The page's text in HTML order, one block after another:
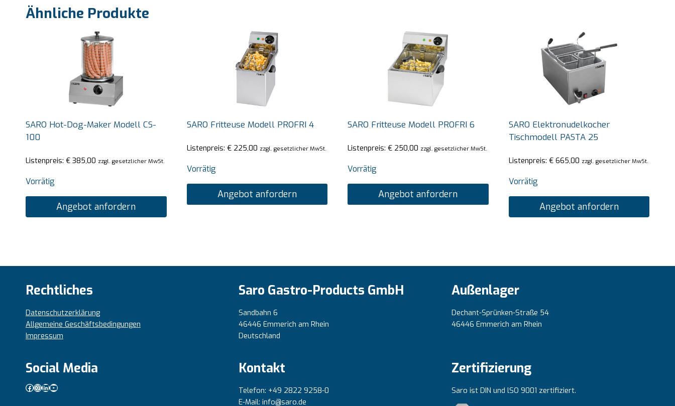
Ähnliche Produkte
SARO Hot-Dog-Maker Modell CS-
100
Listenpreis: € 385,00 zzgl. gesetzlicher MwSt.
Vorrätig
Angebot anfordern
SARO Fritteuse Modell PROFRI 4
Listenpreis: €225,00 zzgl. gesetzlicher MwSt.
Vorrätig
Angebot anfordern
SARO Fritteuse Modell PROFRI 6
Listenpreis: € 250,00 zzgl. gesetzlicher MwSt.
Vorrätig
Angebot anfordern
SARO Elektronudelkocher
Tischmodell PASTA 25
Listenpreis: €665,00 zzgl. gesetzlicher MwSt.
Vorrätig
Angebot anfordern
Rechtliches
Datenschutzerklärung
Allgemeine Geschäftsbedingungen
Impressum
Saro Gastro-Products GmbH
Sandbahn 6
46446 Emmerich am Rhein
Deutschland
Außenlager
Dechant-Sprünken-Straße 54
46446 Emmerich am Rhein
Social Media
Facebook
Instagram
LinkedIn
YouTube
Kontakt
Telefon: +49 2822 9258-0
E-Mail: info@saro.de
Zertifizierung
Saro ist DIN und lSO 9001 zertifiziert.